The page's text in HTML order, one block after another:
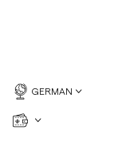
GERMAN